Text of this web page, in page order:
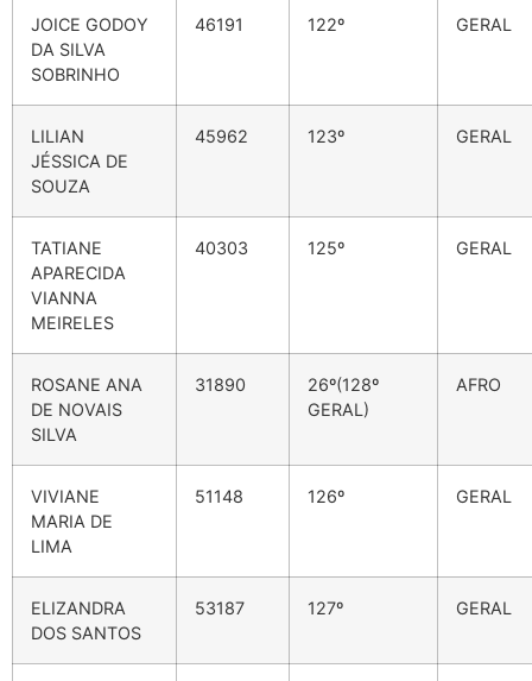
JOICE GODOY
DA SILVA
SOBRINHO
46191 122º GERAL
LILIAN
JÉSSICA DE
SOUZA
45962 123º GERAL
TATIANE
APARECIDA
VIANNA
MEIRELES
40303 125º GERAL
ROSANE ANA
DE NOVAIS
SILVA
31890
26º(128º
GERAL)
AFRO
VIVIANE
MARIA DE
LIMA
51148 126º GERAL
ELIZANDRA
DOS SANTOS
53187 127º GERAL